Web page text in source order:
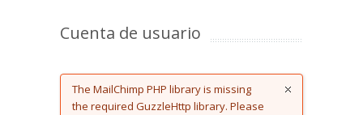
Cuenta de usuario
Error message
The MailChimp PHP library is missing
the required GuzzleHttp library. Please